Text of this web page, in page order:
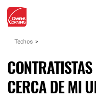
Techos
CERCA DE MI